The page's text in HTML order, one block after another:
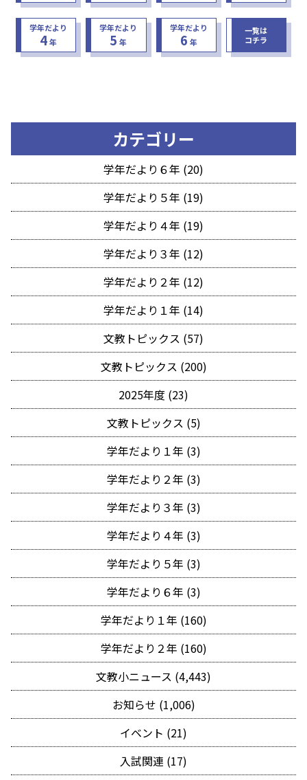
学年だより
4年
学年だより
5 年
学年だより
6 年
一覧は
コチラ
カテゴリー
学年だより６年 (20)
学年だより５年 (19)
学年だより４年 (19)
学年だより３年 (12)
学年だより２年 (12)
学年だより１年 (14)
文教トピックス (57)
文教トピックス (200)
2025年度 (23)
文教トピックス (5)
学年だより１年 (3)
学年だより２年 (3)
学年だより３年 (3)
学年だより４年 (3)
学年だより５年 (3)
学年だより６年 (3)
学年だより１年 (160)
学年だより２年 (160)
文教小ニュース (4,443)
お知らせ (1,006)
イベント (21)
入試関連 (17)